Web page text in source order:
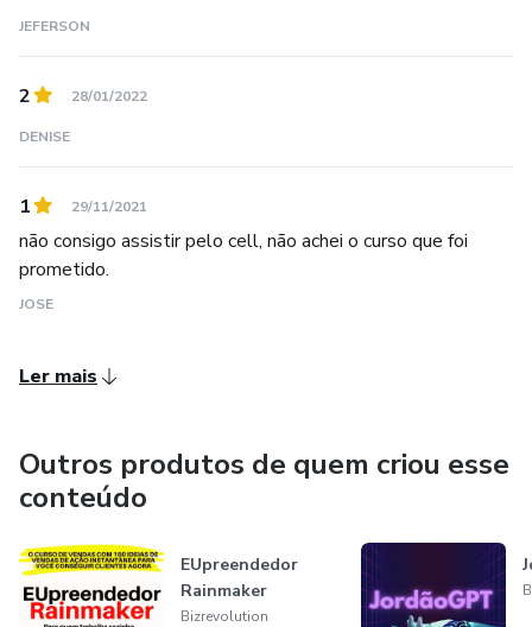
JEFERSON
2 28/01/2022
DENISE
1 29/11/2021
não consigo assistir pelo cell, não achei o curso que foi
prometido.
JOSE
Ler mais
Outros produtos de quem criou esse
conteúdo
EUpreendedor
Rainmaker
Bizrevolution